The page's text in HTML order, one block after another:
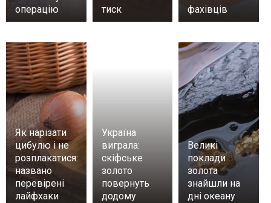
операцію
тиск
фахівців
Як нарізати
цибулю і не
розплакатися:
названо
перевірені
лайфхаки
Україна
виграла:
скіфське
золото
повернуть
додому
Великі
поклади
золота
знайшли на
дні океану